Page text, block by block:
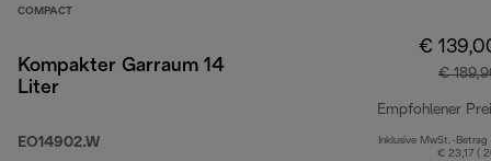
COMPACT
Kompakter Garraum 14
Liter
EO14902.W
€
€
Empfohlener
Inklusive MwSt.-Betrag
€ 23,17 (